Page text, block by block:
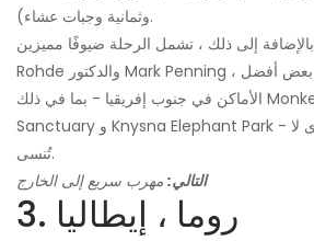
وثمانية وجبات عشاء).
بالإضافة إلى ذلك ، تشمل الرحلة ضيوفًا مميزين ، Imagineer Joe
Rohde والدكتور Mark Penning ، وتسلط الضوء على بعض أفضل
الأماكن في جنوب إفريقيا - بما في ذلك Monkeyland Primate
Sanctuary و Knysna Elephant Park - من بين أنشطة أخرى لا
تُنسى.
التالي: مهرب سريع إلى الخارج
3. روما ، إيطاليا